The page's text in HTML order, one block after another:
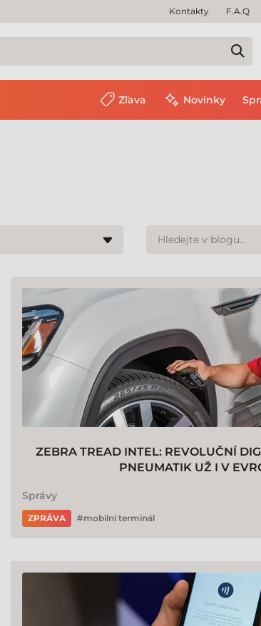
Kontakty F.A.Q
Zľava Novinky
ZEBRA TREAD INTEL: REVOLUČNÍ
PNEUMATIK UŽ I V
Správy
ZPRÁVA mobilní terminál